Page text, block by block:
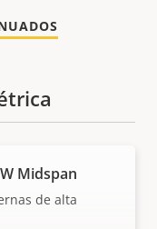
Midspan
de alta